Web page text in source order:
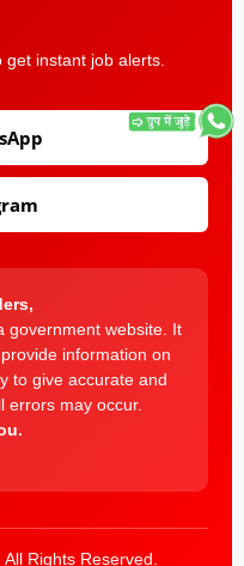
instant job alerts.
government website. It
information on
to give accurate and
errors may occur.
Rights Reserved.